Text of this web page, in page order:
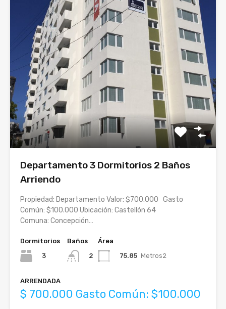
Departamento 3 Dormitorios 2 Baños
Arriendo
Propiedad: Departamento Valor: $700.000 Gasto
Común: $100.000 Ubicación: Castellón 64
Comuna: Concepción…
Dormitorios
3
Baños
2
Área
75.85 Metros2
ARRENDADA
$ 700.000 Gasto Común: $100.000